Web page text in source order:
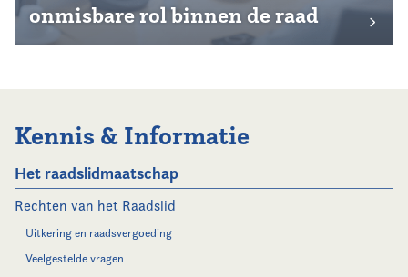
onmisbare rol binnen de raad
Kennis & Informatie
Het raadslidmaatschap
Rechten van het Raadslid
Uitkering en raadsvergoeding
Veelgestelde vragen